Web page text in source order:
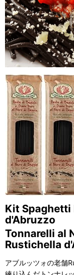
Kit Spaghetti
d'Abruzzo
Tonnarelli al
Rustichella
アブルッツォの老舗